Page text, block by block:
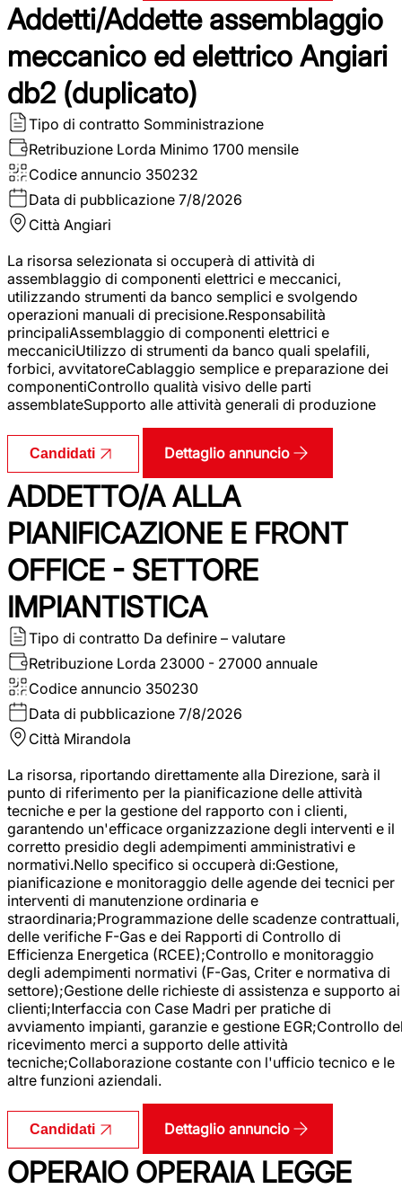
Addetti/Addette assemblaggio
meccanico ed elettrico Angiari
db2 (duplicato)
Tipo di contratto Somministrazione
Retribuzione Lorda Minimo 1700 mensile
Codice annuncio 350232
Data di pubblicazione 7/8/2026
Città Angiari
La risorsa selezionata si occuperà di attività di
assemblaggio di componenti elettrici e meccanici,
utilizzando strumenti da banco semplici e svolgendo
operazioni manuali di precisione.Responsabilità
principaliAssemblaggio di componenti elettrici e
meccaniciUtilizzo di strumenti da banco quali spelafili,
forbici, avvitatoreCablaggio semplice e preparazione dei
componentiControllo qualità visivo delle parti
assemblateSupporto alle attività generali di produzione
Candidati Dettaglio annuncio
ADDETTO/A ALLA
PIANIFICAZIONE E FRONT
OFFICE - SETTORE
IMPIANTISTICA
Tipo di contratto Da definire – valutare
Retribuzione Lorda 23000 - 27000 annuale
Codice annuncio 350230
Data di pubblicazione 7/8/2026
Città Mirandola
La risorsa, riportando direttamente alla Direzione, sarà il
punto di riferimento per la pianificazione delle attività
tecniche e per la gestione del rapporto con i clienti,
garantendo un'efficace organizzazione degli interventi e il
corretto presidio degli adempimenti amministrativi e
normativi.Nello specifico si occuperà di:Gestione,
pianificazione e monitoraggio delle agende dei tecnici per
interventi di manutenzione ordinaria e
straordinaria;Programmazione delle scadenze contrattuali,
delle verifiche F-Gas e dei Rapporti di Controllo di
Efficienza Energetica (RCEE);Controllo e monitoraggio
degli adempimenti normativi (F-Gas, Criter e normativa di
settore);Gestione delle richieste di assistenza e supporto ai
clienti;Interfaccia con Case Madri per pratiche di
avviamento impianti, garanzie e gestione EGR;Controllo
ricevimento merci a supporto delle attività
tecniche;Collaborazione costante con l'ufficio tecnico e le
altre funzioni aziendali.
Candidati Dettaglio annuncio
OPERAIO OPERAIA LEGGE